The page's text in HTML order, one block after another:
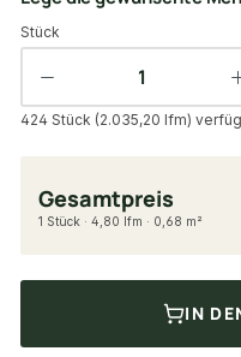
Stück
424 Stück (2.035,20 lfm)
Gesamtpreis
1 Stück · 4,80 lfm · 0,68 m²
IN